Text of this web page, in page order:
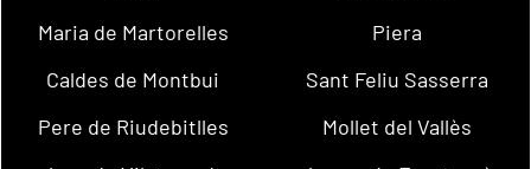
Maria de Martorelles
Piera
Caldes de Montbui
Sant Feliu Sasserra
Pere de Riudebitlles
Mollet del Vallès